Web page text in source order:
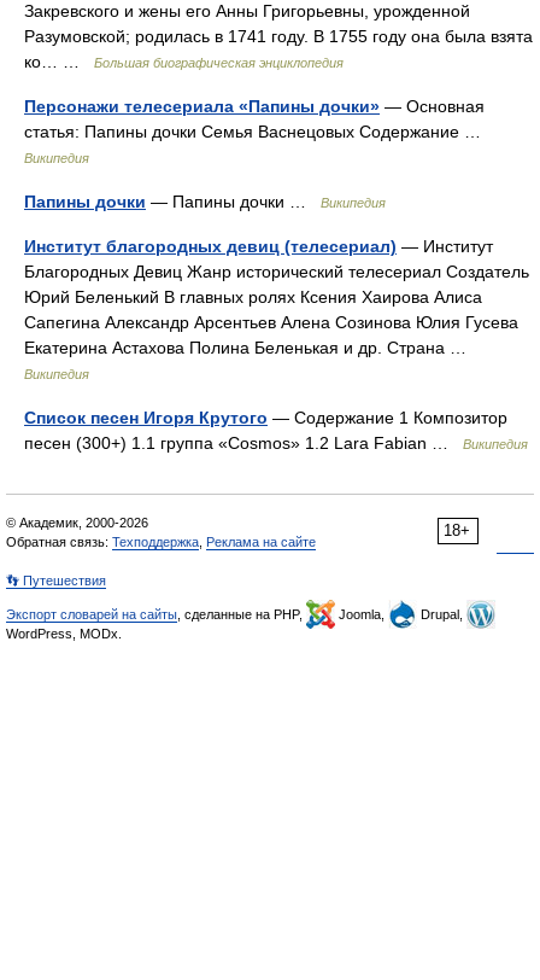
Закревского и жены его Анны Григорьевны, урожденной
Разумовской; родилась в 1741 году. В 1755 году она была взята
ко… …
Большая биографическая энциклопедия
Персонажи телесериала «Папины дочки» — Основная
статья: Папины дочки Семья Васнецовых Содержание …
Википедия
Папины дочки — Папины дочки … Википедия
Институт благородных девиц (телесериал) — Институт
Благородных Девиц Жанр исторический телесериал Создатель
Юрий Беленький В главных ролях Ксения Хаирова Алиса
Сапегина Александр Арсентьев Алена Созинова Юлия Гусева
Екатерина Астахова Полина Беленькая и др. Страна …
Википедия
Список песен Игоря Крутого — Содержание 1 Композитор
песен (300+) 1.1 группа «Cosmos» 1.2 Lara Fabian …
Википедия
18+
© Академик, 2000-2026
Обратная связь: Техподдержка Реклама на сайте
👣 Путешествия
Экспорт словарей на сайты , сделанные на PHP, Joomla,
Drupal,
WordPress, MODx.